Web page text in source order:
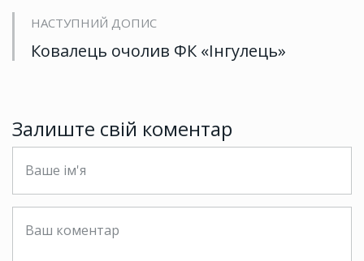
НАСТУПНИЙ ДОПИС
Ковалець очолив ФК «Інгулець»
Залиште свій коментар